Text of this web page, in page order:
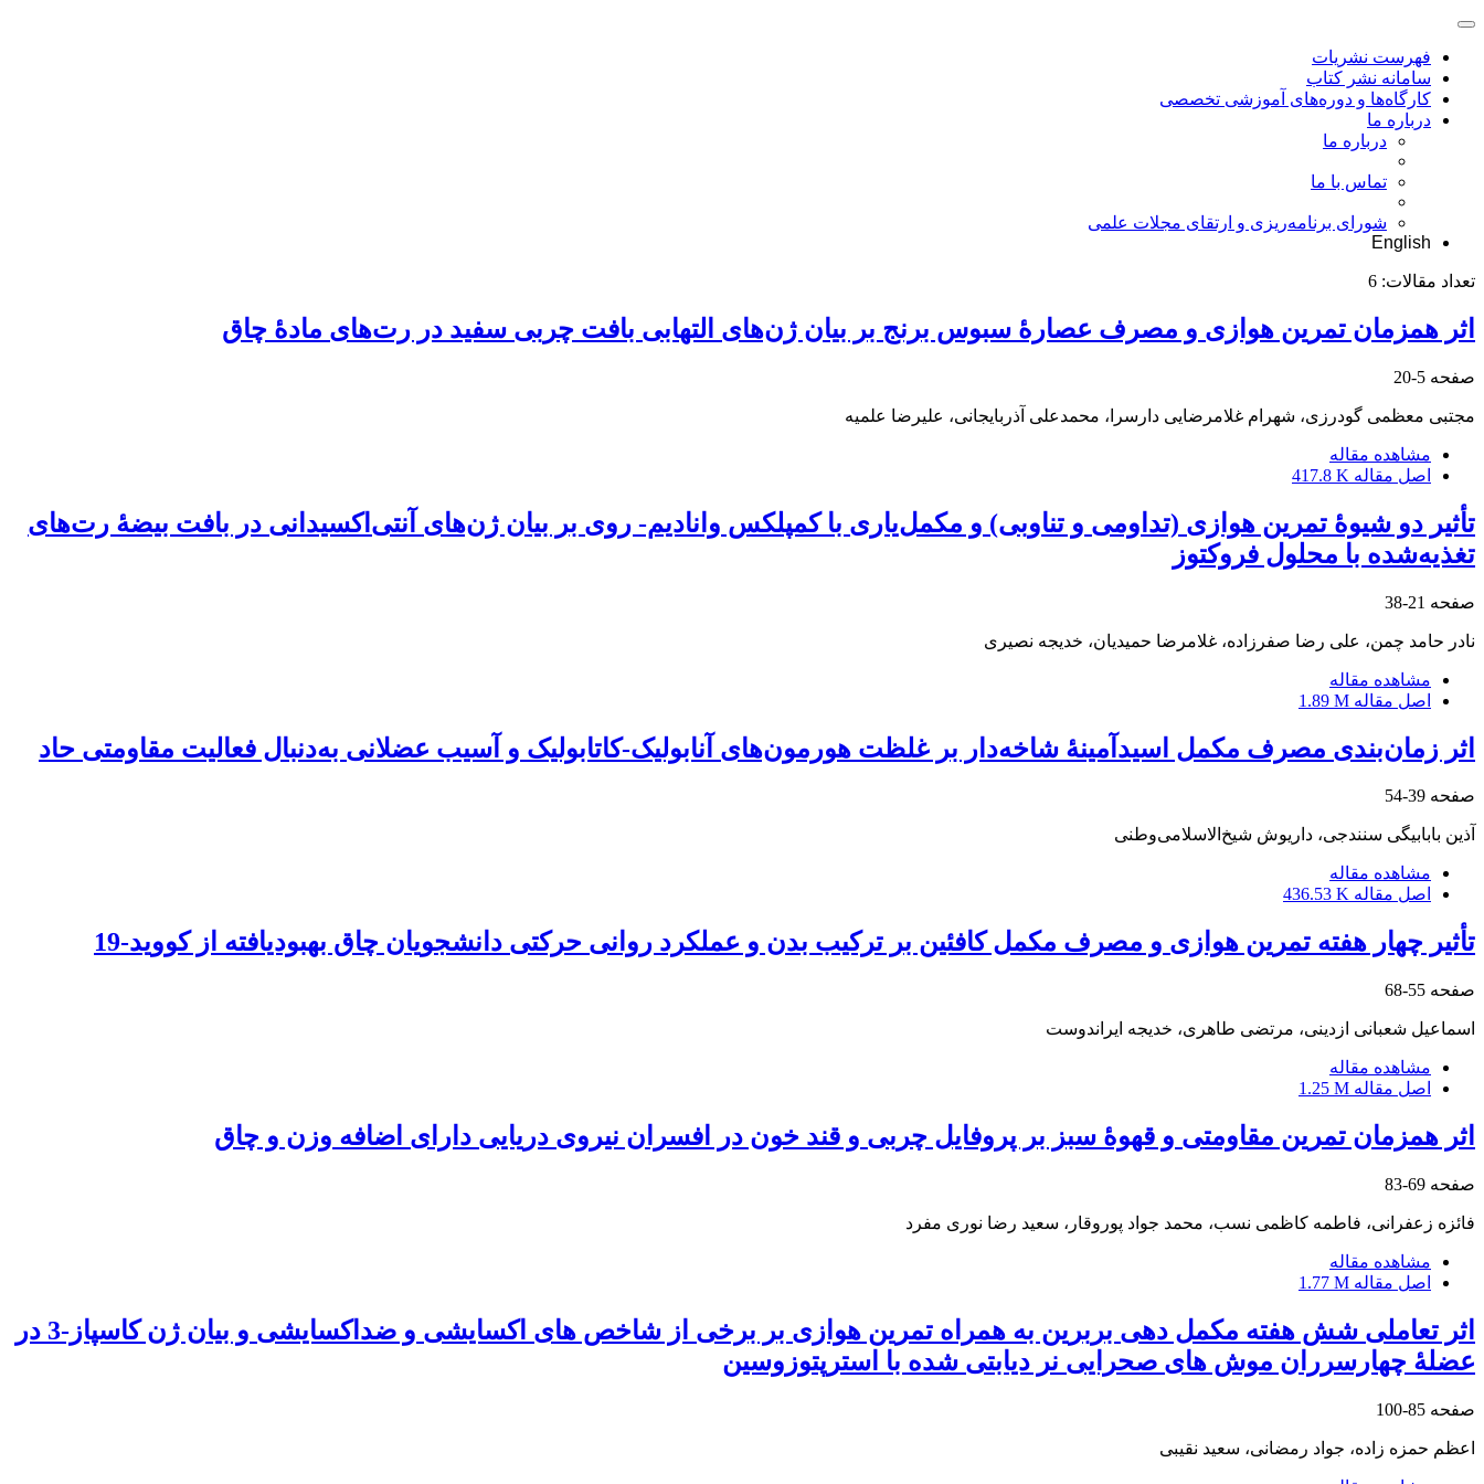
فهرست نشریات
سامانه نشر کتاب
کارگاه‌ها و دوره‌های آموزشی تخصصی
درباره ما
درباره ما
تماس با ما
شورای برنامه‌ریزی و ارتقای مجلات علمی
English
تعداد مقالات: 6
اثر همزمان تمرین هوازی و مصرف عصارۀ سبوس برنج بر بیان ژن‌های التهابی بافت چربی سفید در رت‌های مادۀ چاق
صفحه 5-20
مجتبی معظمی گودرزی، شهرام غلامرضایی دارسرا، محمدعلی آذربایجانی، علیرضا علمیه
مشاهده مقاله
اصل مقاله 417.8 K
تأثیر دو شیوۀ تمرین هوازی (تداومی و تناوبی) و مکمل‌یاری با کمپلکس وانادیم- روی بر بیان ژن‌های آنتی‌اکسیدانی در بافت بیضۀ رت‌های
تغذیه‌شده با محلول فروکتوز
صفحه 21-38
نادر حامد چمن، علی رضا صفرزاده، غلامرضا حمیدیان، خدیجه نصیری
مشاهده مقاله
اصل مقاله 1.89 M
اثر زمان‌‌بندی مصرف مکمل اسیدآمینۀ شاخه‌‌دار بر غلظت هورمون‌های آنابولیک-کاتابولیک و آسیب عضلانی به‌دنبال فعالیت مقاومتی حاد
صفحه 39-54
آذین بابابیگی سنندجی، داریوش شیخ‌الاسلامی‌وطنی
مشاهده مقاله
اصل مقاله 436.53 K
تأثیر چهار هفته تمرین هوازی و مصرف مکمل کافئین بر ترکیب بدن و عملکرد روانی حرکتی دانشجویان چاق بهبودیافته از کووید-19
صفحه 55-68
اسماعیل شعبانی ازدینی، مرتضی طاهری، خدیجه ایراندوست
مشاهده مقاله
اصل مقاله 1.25 M
اثر همزمان تمرین مقاومتی و قهوۀ سبز بر پروفایل چربی و قند خون در افسران نیروی دریایی دارای اضافه وزن و چاق
صفحه 69-83
فائزه زعفرانی، فاطمه کاظمی نسب، محمد جواد پوروقار، سعید رضا نوری مفرد
مشاهده مقاله
اصل مقاله 1.77 M
اثر تعاملی شش هفته مکمل دهی بربرین به همراه تمرین هوازی بر برخی از شاخص های اکسایشی و ضداکسایشی و بیان ژن کاسپاز-3 در
عضلۀ چهارسرران موش های صحرایی نر دیابتی شده با استرپتوزوسین
صفحه 85-100
اعظم حمزه زاده، جواد رمضانی، سعید نقیبی